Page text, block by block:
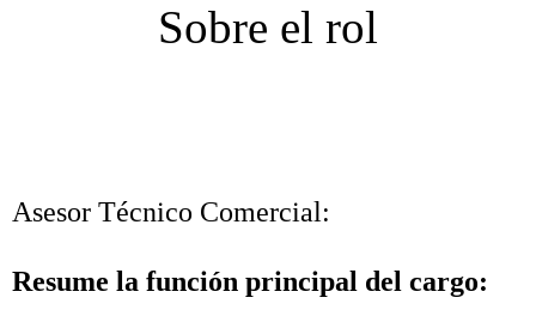
Sobre el rol
Asesor Técnico Comercial:
Resume la función principal del cargo: